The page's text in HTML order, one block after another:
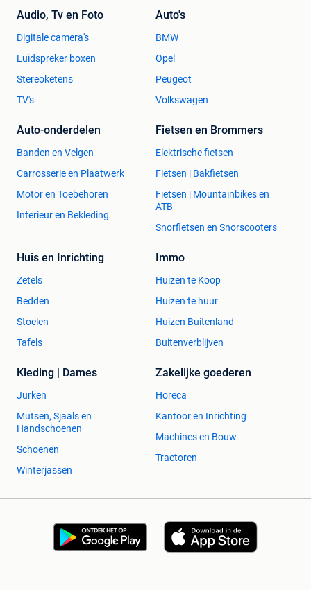
Audio, Tv en Foto
Digitale camera's
Luidspreker boxen
Stereoketens
TV's
Auto's
BMW
Opel
Peugeot
Volkswagen
Auto-onderdelen
Banden en Velgen
Carrosserie en Plaatwerk
Motor en Toebehoren
Interieur en Bekleding
Fietsen en Brommers
Elektrische fietsen
Fietsen | Bakfietsen
Fietsen | Mountainbikes en
ATB
Snorfietsen en Snorscooters
Huis en Inrichting
Zetels
Bedden
Stoelen
Tafels
Immo
Huizen te Koop
Huizen te huur
Huizen Buitenland
Buitenverblijven
Kleding | Dames
Jurken
Mutsen, Sjaals en
Handschoenen
Schoenen
Winterjassen
Zakelijke goederen
Horeca
Kantoor en Inrichting
Machines en Bouw
Tractoren